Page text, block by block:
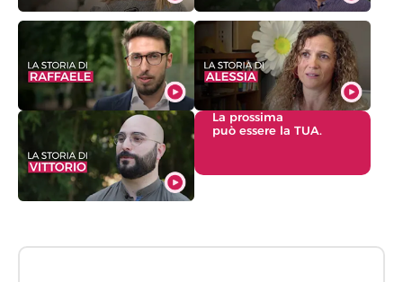
La prossima
può essere la TUA.